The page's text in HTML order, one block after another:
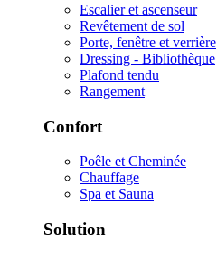
Escalier et ascenseur
Revêtement de sol
Porte, fenêtre et verrière
Dressing - Bibliothèque
Plafond tendu
Rangement
Confort
Poêle et Cheminée
Chauffage
Spa et Sauna
Solution